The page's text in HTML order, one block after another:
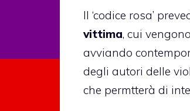
Il ‘codice rosa’
vittima, cui
avviando
degli autori delle
che permtterà di